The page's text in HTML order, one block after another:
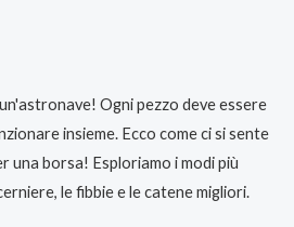
Ogni pezzo deve essere
insieme. Ecco come ci si sente
una borsa! Esploriamo i modi più
le fibbie e le catene migliori.